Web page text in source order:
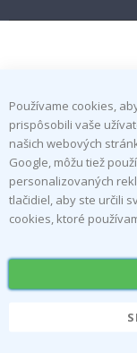
Používame cookies,
prispôsobili vaše
našich webových
Google, môžu tiež
personalizovaných
tlačidiel, aby ste určili
cookies, ktoré